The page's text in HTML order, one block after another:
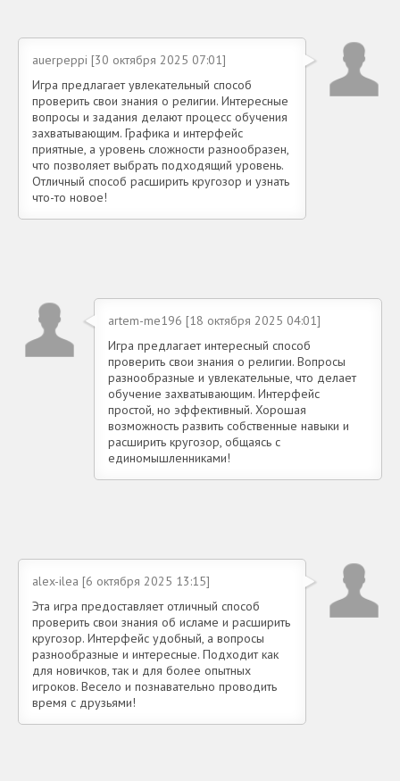
auerpeppi [30 октября 2025 07:01]
Игра предлагает увлекательный способ
проверить свои знания о религии. Интересные
вопросы и задания делают процесс обучения
захватывающим. Графика и интерфейс
приятные, а уровень сложности разнообразен,
что позволяет выбрать подходящий уровень.
Отличный способ расширить кругозор и узнать
что-то новое!
artem-me196 [18 октября 2025 04:01]
Игра предлагает интересный способ
проверить свои знания о религии. Вопросы
разнообразные и увлекательные, что делает
обучение захватывающим. Интерфейс
простой, но эффективный. Хорошая
возможность развить собственные навыки и
расширить кругозор, общаясь с
единомышленниками!
alex-ilea [6 октября 2025 13:15]
Эта игра предоставляет отличный способ
проверить свои знания об исламе и расширить
кругозор. Интерфейс удобный, а вопросы
разнообразные и интересные. Подходит как
для новичков, так и для более опытных
игроков. Весело и познавательно проводить
время с друзьями!